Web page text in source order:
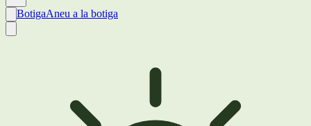
BotigaAneu a la botiga